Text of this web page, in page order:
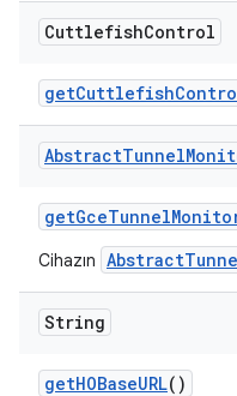
CuttlefishControl
getCuttlefish
AbstractTunnel
getGceTunnel
Cihazın
String
getHOBaseURL()